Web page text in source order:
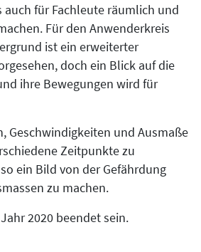
für Fachleute räumlich und
Für den Anwenderkreis
ist ein erweiterter
doch ein Blick auf die
ihre Bewegungen wird für
Geschwindigkeiten und Ausmaße
Zeitpunkte zu
ein Bild von der Gefährdung
zu machen.
2020 beendet sein.